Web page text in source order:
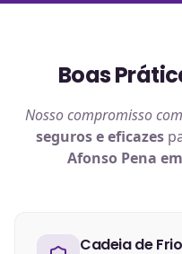
Boas
Nosso compromisso
seguros e eficazes
Afonso Pena
Cadeia de Frio